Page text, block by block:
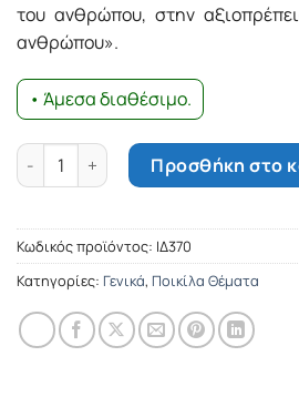
του ανθρώπου, στην
ανθρώπου».
• Άμεσα διαθέσιμο.
Τα δικαιώματα του ανθρώπου και η
Προσθήκη στο
Κωδικός προϊόντος: ΙΔ370
Κατηγορίες: Γενικά, Ποικίλα Θέματα